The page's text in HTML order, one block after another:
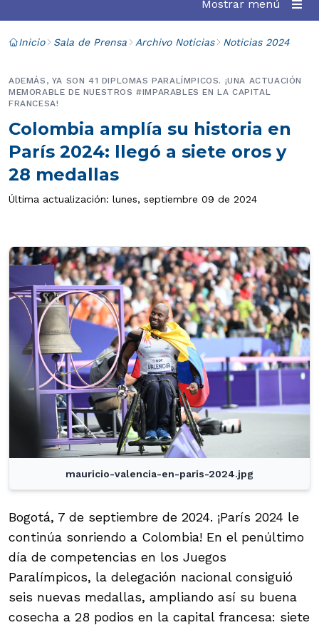
Mostrar menú
Inicio Sala de Prensa Archivo Noticias Noticias 2024
Colombia amplía su historia en
París 2024: llegó a siete oros y
28 medallas
ADEMÁS, YA SON 41 DIPLOMAS PARALÍMPICOS. ¡UNA ACTUACIÓN
MEMORABLE DE NUESTROS #IMPARABLES EN LA CAPITAL
FRANCESA!
Última actualización: lunes, septiembre 09 de 2024
mauricio-valencia-en-paris-2024.jpg
Bogotá, 7 de septiembre de 2024. ¡París 2024 le
continúa sonriendo a Colombia! En el penúltimo
día de competencias en los Juegos
Paralímpicos, la delegación nacional consiguió
seis nuevas medallas, ampliando así su buena
cosecha a 28 podios en la capital francesa: siete